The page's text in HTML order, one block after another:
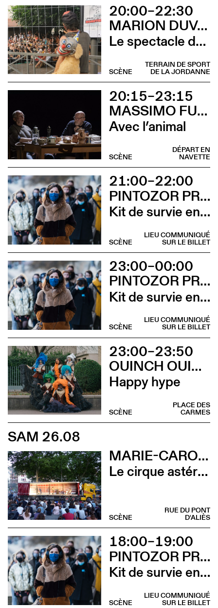
20:00–22:30
MARION DUVAL - CIE CHRIS CADILLAC
Le spectacle de merde
TERRAIN DE SPORT
DE LA JORDANNE
SCÈNE
20:15–23:15
MASSIMO FURLAN ET CLAIRE DE RIBAUPIERRE
Avec l’animal
DÉPART EN
NAVETTE
SCÈNE
21:00–22:00
PINTOZOR PROD. ET MARION THOMAS
Kit de survie en territoire masculiniste
LIEU COMMUNIQUÉ
SUR LE BILLET
SCÈNE
23:00–00:00
PINTOZOR PROD. ET MARION THOMAS
Kit de survie en territoire masculiniste
LIEU COMMUNIQUÉ
SUR LE BILLET
SCÈNE
23:00–23:50
OUINCH OUINCH X MULAH
Happy hype
PLACE DES
CARMES
SCÈNE
SAM 26.08
MARIE-CAROLINE HOMINAL
Le cirque astéroïde
RUE DU PONT
D'ALIÈS
SCÈNE
18:00–19:00
PINTOZOR PROD. ET MARION THOMAS
Kit de survie en territoire masculiniste
LIEU COMMUNIQUÉ
SUR LE BILLET
SCÈNE